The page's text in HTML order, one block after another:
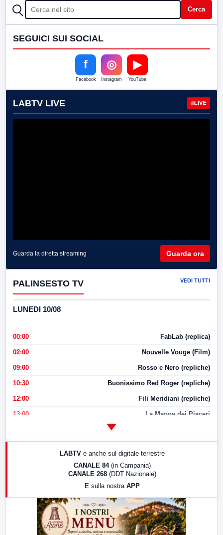
CERCA Cerca
SEGUICI SUI SOCIAL
f
Facebook
◎
Instagram
▶
YouTube
LABTV LIVE LIVE
Guarda la diretta streaming Guarda ora
PALINSESTO TV VEDI TUTTI
LUNEDI 10/08
00:00 FabLab (replica)
02:00 Nouvelle Vouge (Film)
09:00 Rosso e Nero (repliche)
10:30 Buonissimo Red Roger (repliche)
12:00 Fili Meridiani (repliche)
13:00 La Mappa dei Piaceri
LabNews (replica)
LABTV e anche sul digitale terrestre
CANALE 84 (in Campania)
CANALE 268 (DDT Nazionale)
E sulla nostra APP